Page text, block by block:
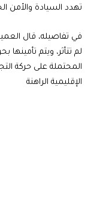
تهدد السيادة والأمن
في تفاصيله، قال
لم تتأثر، ويتم تأمينها
المحتملة على حركة
الإقليمية الراهنة